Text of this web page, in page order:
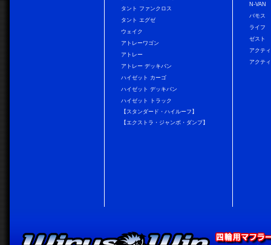
タント ファンクロス
タント エグゼ
ウェイク
アトレーワゴン
アトレー
アトレー デッキバン
ハイゼット カーゴ
ハイゼット デッキバン
ハイゼット トラック
【スタンダード・ハイルーフ】
【エクストラ・ジャンボ・ダンプ】
N-VAN
バモス
ライフ
ゼスト
アクテ
アクテ